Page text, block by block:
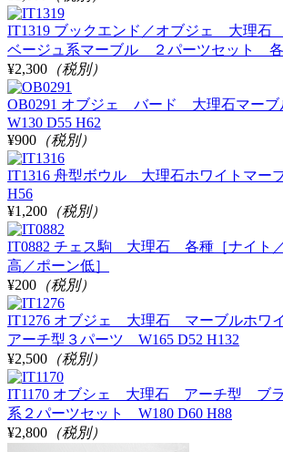
IT1319 ブックエンド／オブジェ 大理
ベージュ系マーブル ２パーツセット 各
¥2,300 （税別）
OB0291 オブジェ バード 大理石マー
W130 D55 H62
¥900 （税別）
IT1316 舟型ボウル 大理石ホワイトマー
H56
¥1,200 （税別）
IT0882 チェス駒 大理石 各種［ナイト
高／ポーン低］
¥200 （税別）
IT1276 オブジェ 大理石 マーブルホワ
アーチ型３パーツ W165 D52 H132
¥2,500 （税別）
IT1170 オブシェ 大理石 アーチ型 ブラ
系２パーツセット W180 D60 H88
¥2,800 （税別）